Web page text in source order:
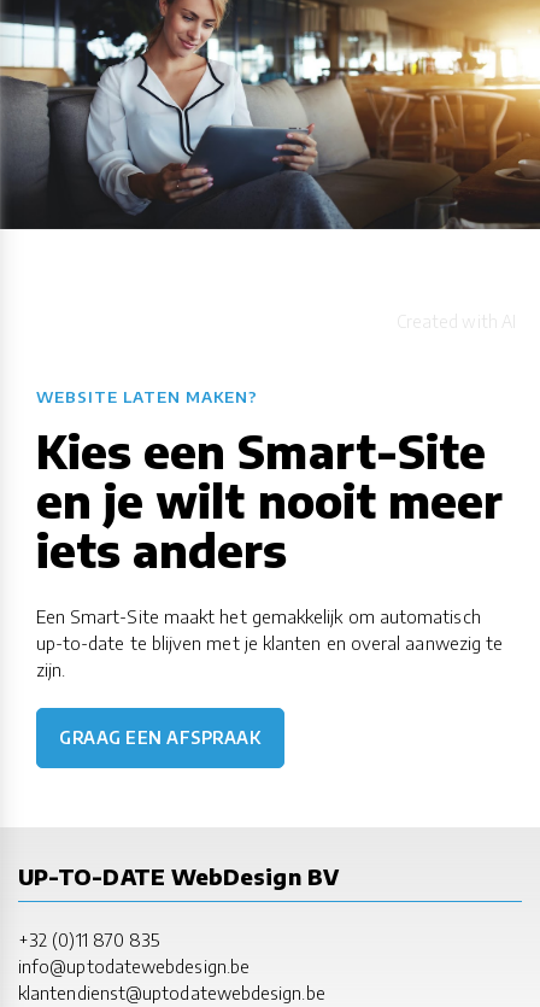
WEBSITE LATEN MAKEN?
Kies een Smart-Site
en je wilt nooit meer
iets anders
Een Smart-Site maakt het gemakkelijk om automatisch
up-to-date te blijven met je klanten en overal aanwezig te
zijn.
GRAAG EEN AFSPRAAK
UP-TO-DATE WebDesign BV
+32 (0)11 870 835
info@uptodatewebdesign.be
klantendienst@uptodatewebdesign.be